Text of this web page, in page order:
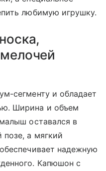
любимую игрушку.
сегменту и обладает
Ширина и объем
оставался в
позе, а мягкий
надежную
Капюшон с